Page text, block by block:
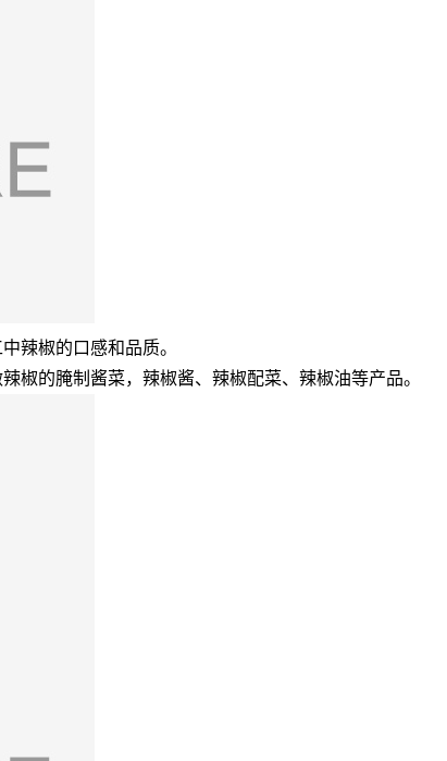
辣椒的口感和品质。
椒的腌制酱菜，辣椒酱、辣椒配菜、辣椒油等产品。